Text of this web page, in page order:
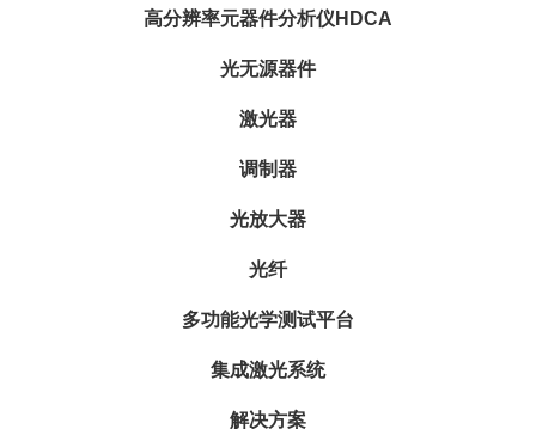
高分辨率元器件分析仪HDCA
光无源器件
激光器
调制器
光放大器
光纤
多功能光学测试平台
集成激光系统
解决方案